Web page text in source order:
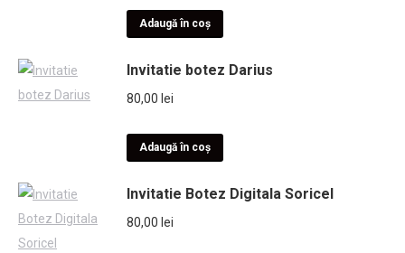
Adaugă în coș
Invitatie botez Darius
80,00 lei
Adaugă în coș
Invitatie Botez Digitala Soricel
80,00 lei